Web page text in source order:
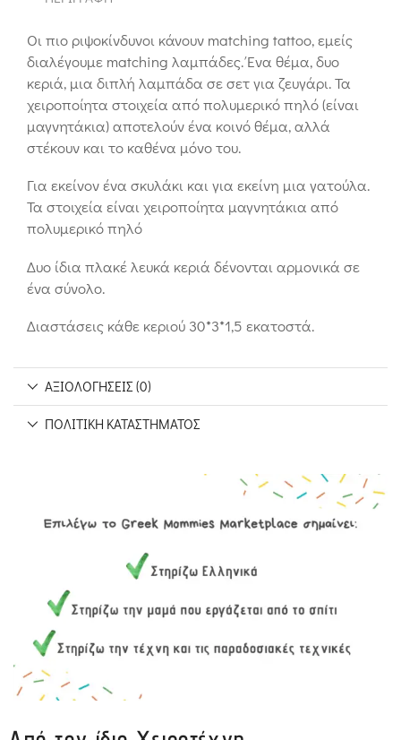
Οι πιο ριψοκίνδυνοι κάνουν matching tattoo, εμείς
διαλέγουμε matching λαμπάδες. Ένα θέμα, δυο
κεριά, μια διπλή λαμπάδα σε σετ για ζευγάρι. Τα
χειροποίητα στοιχεία από πολυμερικό πηλό (είναι
μαγνητάκια) αποτελούν ένα κοινό θέμα, αλλά
στέκουν και το καθένα μόνο του.
Για εκείνον ένα σκυλάκι και για εκείνη μια γατούλα.
Τα στοιχεία είναι χειροποίητα μαγνητάκια από
πολυμερικό πηλό
Δυο ίδια πλακέ λευκά κεριά δένονται αρμονικά σε
ένα σύνολο.
Διαστάσεις κάθε κεριού 30*3*1,5 εκατοστά.
ΑΞΙΟΛΟΓΉΣΕΙΣ (0)
ΠΟΛΙΤΙΚΉ ΚΑΤΑΣΤΉΜΑΤΟΣ